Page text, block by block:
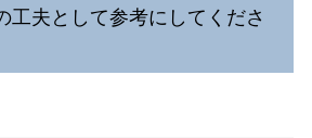
工夫として参考にしてくださ